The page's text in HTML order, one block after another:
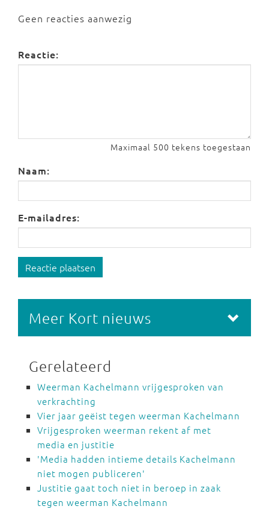
Geen reacties aanwezig
Reactie:
Maximaal 500 tekens toegestaan
Naam:
E-mailadres:
Reactie plaatsen
Meer Kort nieuws
Gerelateerd
Weerman Kachelmann vrijgesproken van
verkrachting
Vier jaar geëist tegen weerman Kachelmann
Vrijgesproken weerman rekent af met
media en justitie
'Media hadden intieme details Kachelmann
niet mogen publiceren'
Justitie gaat toch niet in beroep in zaak
tegen weerman Kachelmann